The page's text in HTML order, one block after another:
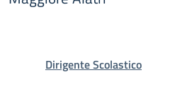
Dirigente Scolastico